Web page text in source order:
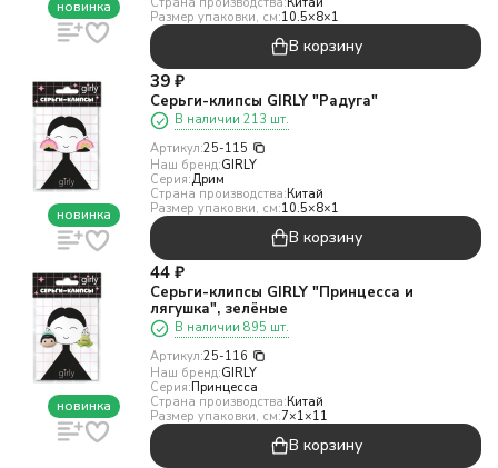
новинка
Размер упаковки, см:10.5×8×1
В корзину
новинка
39 ₽
Серьги-клипсы GIRLY "Радуга"
В наличии 213 шт.
Артикул:25-115
Наш бренд:GIRLY
Серия:Дрим
Страна производства:Китай
Размер упаковки, см:10.5×8×1
В корзину
новинка
44 ₽
Серьги-клипсы GIRLY "Принцесса и
лягушка", зелёные
В наличии 895 шт.
Артикул:25-116
Наш бренд:GIRLY
Серия:Принцесса
Страна производства:Китай
Размер упаковки, см:7×1×11
В корзину